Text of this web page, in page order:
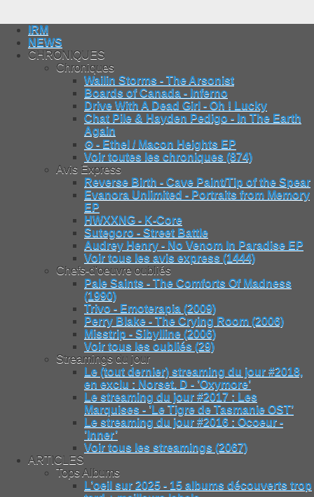
IRM
NEWS
CHRONIQUES
Chroniques
Wailin Storms - The Arsonist
Boards of Canada - Inferno
Drive With A Dead Girl - Oh ! Lucky
Chat Pile & Hayden Pedigo - In The Earth
Again
⊙ - Ethel / Macon Heights EP
Voir toutes les chroniques (874)
Avis Express
Reverse Birth - Cave Paint/Tip of the Spear
Evanora Unlimited - Portraits from Memory
EP
HWXXNG - K-Core
Sutegoro - Street Battle
Audrey Henry - No Venom In Paradise EP
Voir tous les avis express (1444)
Chefs-d'oeuvre oubliés
Pale Saints - The Comforts Of Madness
(1990)
Trivo - Emoterapia (2009)
Perry Blake - The Crying Room (2006)
Misstrip - Sibylline (2006)
Voir tous les oubliés (29)
Streamings du jour
Le (tout dernier) streaming du jour #2018,
en exclu : Norset. D - ’Oxymore’
Le streaming du jour #2017 : Les
Marquises - ’Le Tigre de Tasmanie OST’
Le streaming du jour #2016 : Ocoeur -
’Inner’
Voir tous les streamings (2067)
ARTICLES
Tops Albums
L’oeil sur 2025 - 15 albums découverts trop